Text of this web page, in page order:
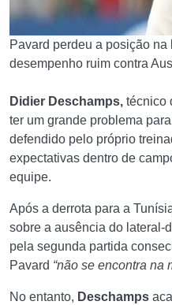
Pavard perdeu a posição
desempenho ruim contra
Didier Deschamps, técnico
ter um grande problema
defendido pelo próprio
expectativas dentro de
equipe.
Após a derrota para a
sobre a ausência do lateral-
pela segunda partida
Pavard “não se encontra na
No entanto, Deschamps